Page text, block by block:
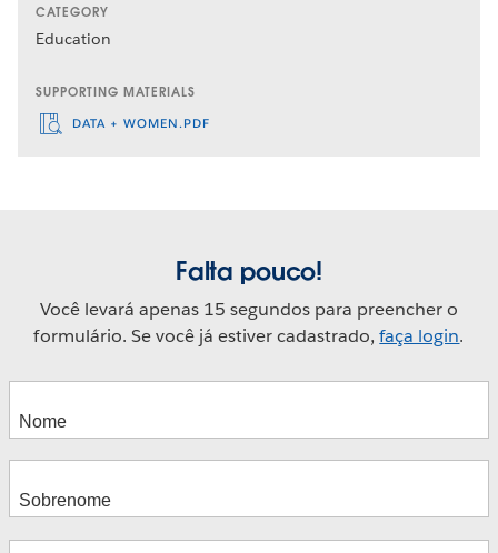
CATEGORY
Education
SUPPORTING MATERIALS
DATA + WOMEN.PDF
Falta pouco!
Você levará apenas 15 segundos para preencher o
formulário. Se você já estiver cadastrado,faça login.